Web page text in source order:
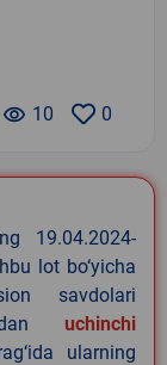
0
remove_red_eye 10
19.04.2024-
lot bo‘yicha
savdolari
uchinchi
ularning